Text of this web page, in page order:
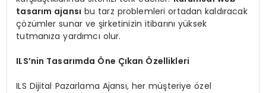
tasarım ajansı bu tarz problemleri ortadan kaldıracak
çözümler sunar ve şirketinizin itibarını yüksek
tutmanıza yardımcı olur.
ILS’nin Tasarımda Öne Çıkan Özellikleri
ILS Dijital Pazarlama Ajansı, her müşteriye özel